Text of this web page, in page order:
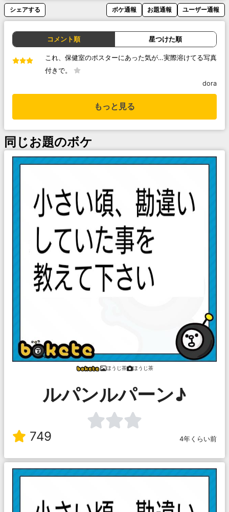
シェアする ボケ通報 お題通報 ユーザー通報
コメント順 星つけた順
これ、保健室のポスターにあった気が…実際溶けてる写真
付きで。
dora
もっと見る
同じお題のボケ
ほうじ茶 ほうじ茶
ルパンルパーン♪
749 4年くらい前